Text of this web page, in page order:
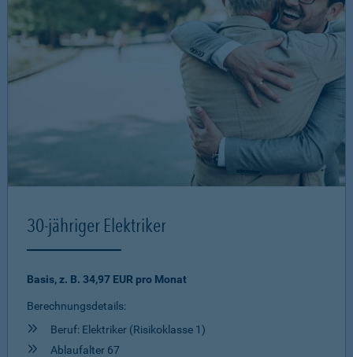
30-jähriger Elektriker
Basis, z. B. 34,97 EUR pro Monat
Berechnungsdetails:
Beruf: Elektriker (Risikoklasse 1)
Ablaufalter 67